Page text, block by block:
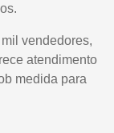
vendedores,
atendimento
medida para